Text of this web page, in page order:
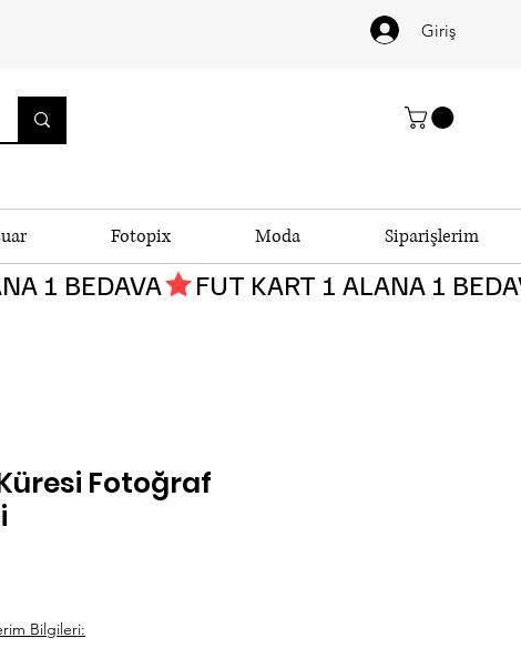
Giriş
Fotopix Moda Siparişlerim
Fotoğraf
Bilgileri: